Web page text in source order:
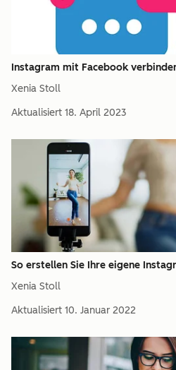
Instagram mit Facebook
Xenia Stoll
Aktualisiert 18. April 2023
So erstellen Sie Ihre eigene
Xenia Stoll
Aktualisiert 10. Januar 2022